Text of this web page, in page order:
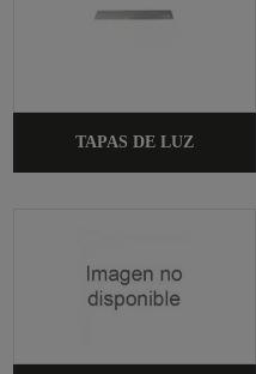
TAPAS DE LUZ